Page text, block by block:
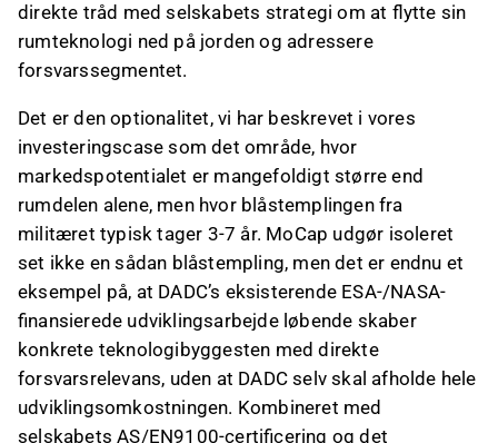
direkte tråd med selskabets strategi om at flytte sin
rumteknologi ned på jorden og adressere
forsvarssegmentet.
Det er den optionalitet, vi har beskrevet i vores
investeringscase som det område, hvor
markedspotentialet er mangefoldigt større end
rumdelen alene, men hvor blåstemplingen fra
militæret typisk tager 3-7 år. MoCap udgør isoleret
set ikke en sådan blåstempling, men det er endnu et
eksempel på, at DADC’s eksisterende ESA-/NASA-
finansierede udviklingsarbejde løbende skaber
konkrete teknologibyggesten med direkte
forsvarsrelevans, uden at DADC selv skal afholde hele
udviklingsomkostningen. Kombineret med
selskabets AS/EN9100-certificering og det